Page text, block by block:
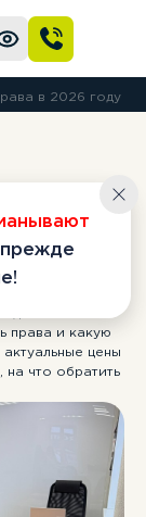
в 2026 году
обычно
права и какую
цены
что обратить